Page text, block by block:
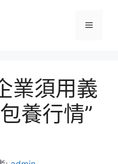
選
業須用義
養行情”